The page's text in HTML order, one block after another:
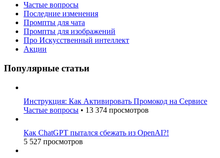
Частые вопросы
Последние изменения
Промпты для чата
Промпты для изображений
Про Искусственный интеллект
Акции
Популярные статьи
Инструкция: Как Активировать Промокод на Сервисе
Частые вопросы • 13 374 просмотров
Как ChatGPT пытался сбежать из OpenAI?!
5 527 просмотров